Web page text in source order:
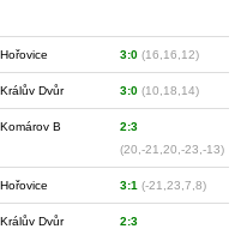
Hořovice 3:0 (16,16,12)
Králův Dvůr 3:0 (10,18,14)
Komárov B
2:3
(20,-21,20,-23,-13)
Hořovice 3:1 (-21,23,7,8)
Králův Dvůr
2:3